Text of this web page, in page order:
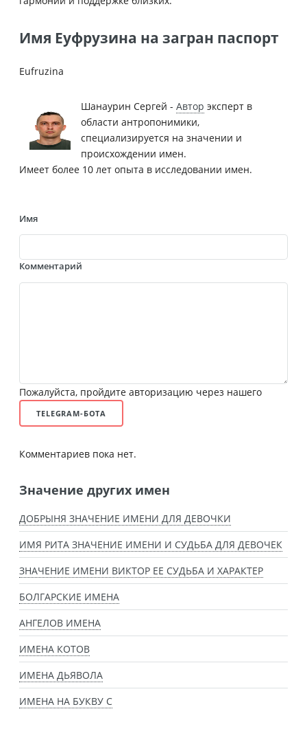
Имя Еуфрузина на загран паспорт
Eufruzina
Шанаурин Сергей - Автор эксперт в
области антропонимики,
специализируется на значении и
происхождении имен.
Имеет более 10 лет опыта в исследовании имен.
Имя
Комментарий
Пожалуйста, пройдите авторизацию через нашего
TELEGRAM-БОТА
Комментариев пока нет.
Значение других имен
ДОБРЫНЯ ЗНАЧЕНИЕ ИМЕНИ ДЛЯ ДЕВОЧКИ
ИМЯ РИТА ЗНАЧЕНИЕ ИМЕНИ И СУДЬБА ДЛЯ ДЕВОЧЕК
ЗНАЧЕНИЕ ИМЕНИ ВИКТОР ЕЕ СУДЬБА И ХАРАКТЕР
БОЛГАРСКИЕ ИМЕНА
АНГЕЛОВ ИМЕНА
ИМЕНА КОТОВ
ИМЕНА ДЬЯВОЛА
ИМЕНА НА БУКВУ С